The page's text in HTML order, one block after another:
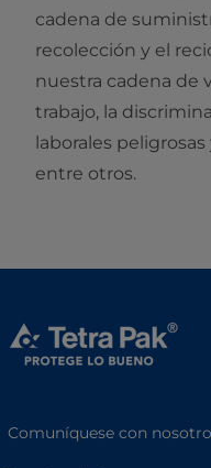
cadena de
recolección y el
nuestra cadena de
trabajo, la
laborales
entre otros.
Comuníquese con